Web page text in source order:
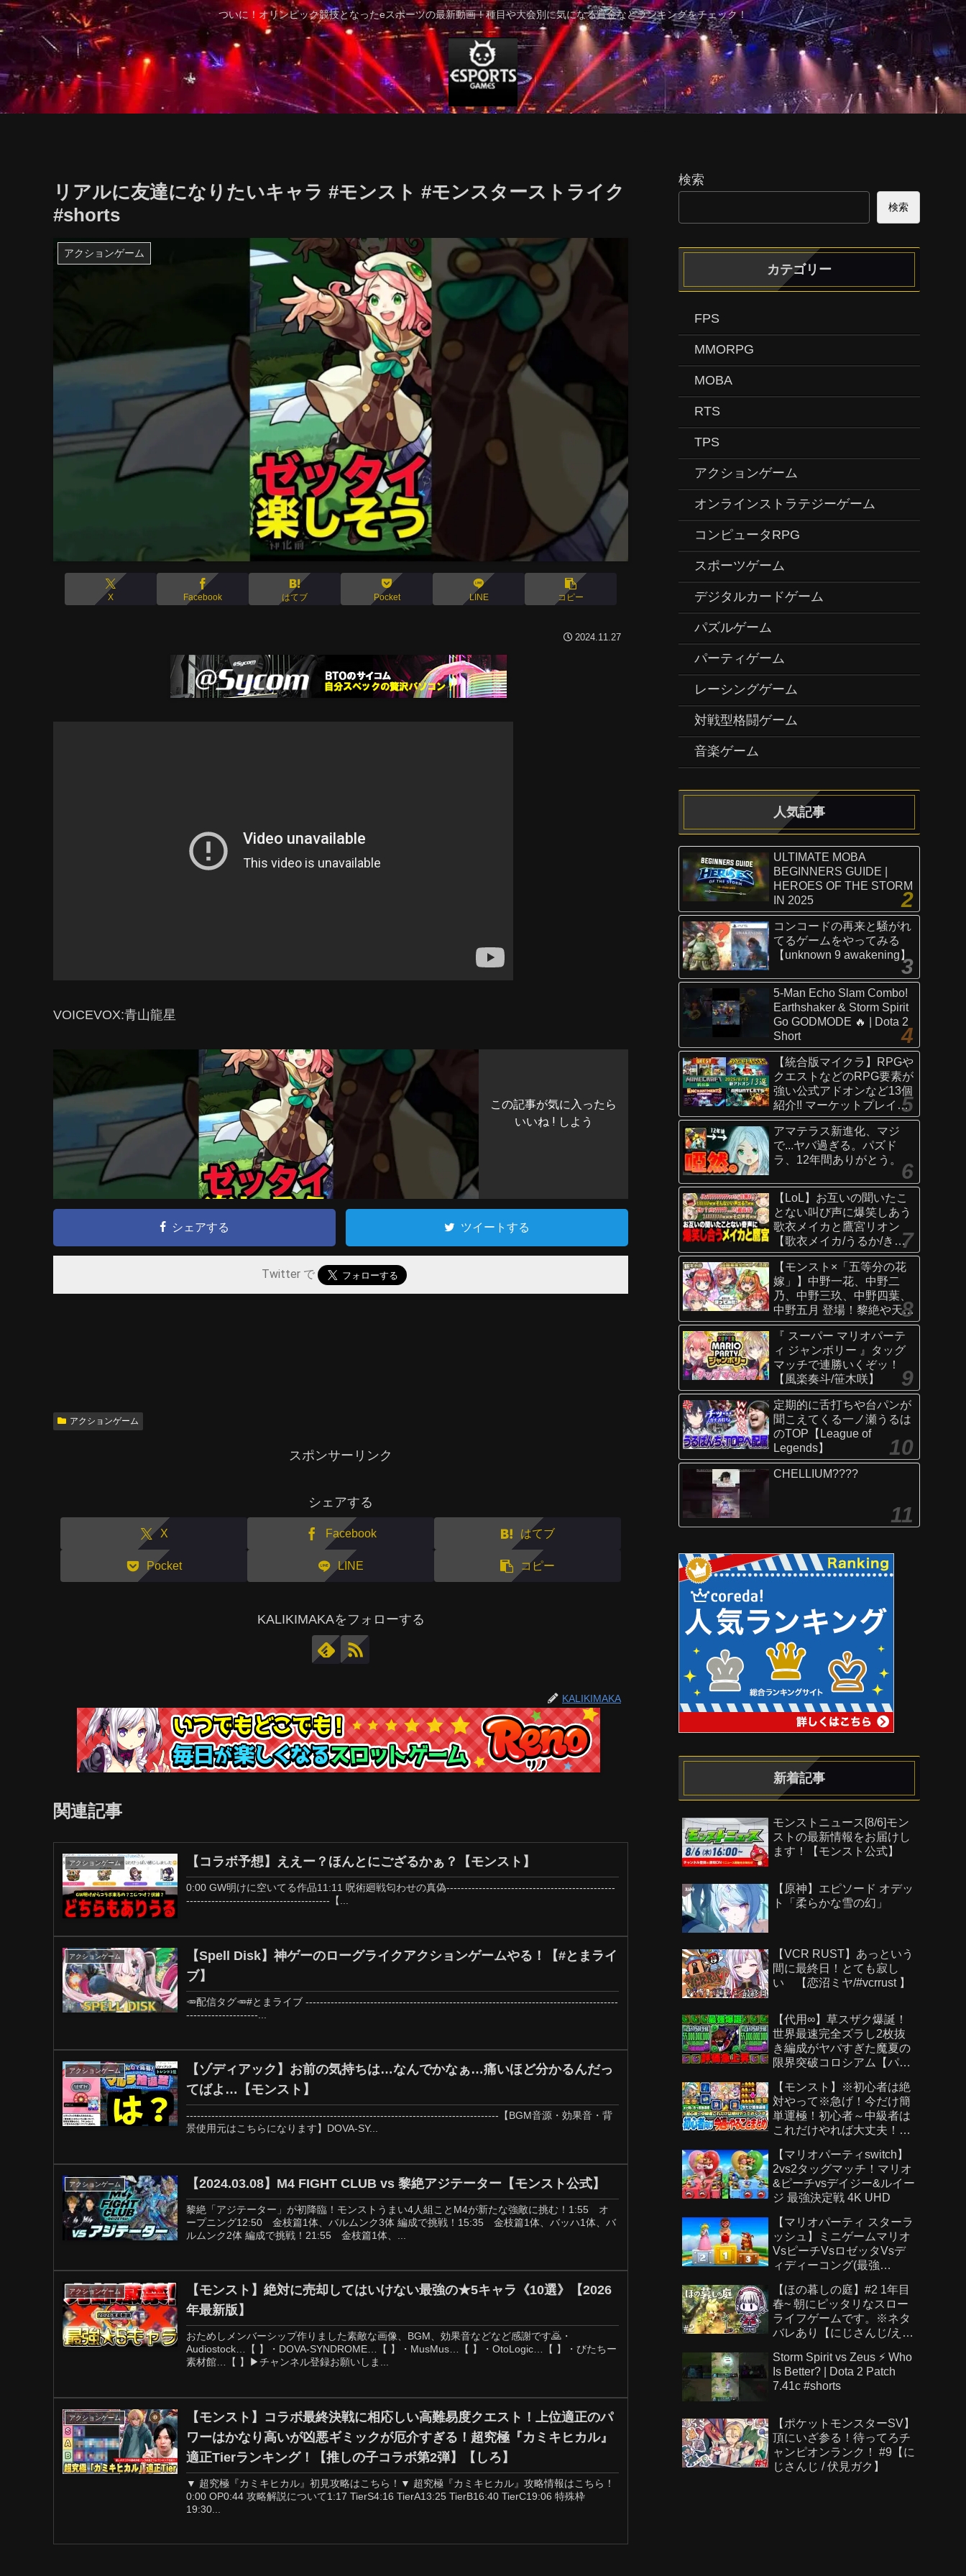
ついに！オリンピック競技となったeスポーツの最新動画！種目や大会別に気になる賞金などランキングをチェック！
リアルに友達になりたいキャラ #モンスト #モンスターストライク
#shorts
アクションゲーム
X Facebook はてブ Pocket LINE コピー
2024.11.27
VOICEVOX:青山龍星
この記事が気に入ったら
いいね ! しよう
シェアする ツイートする
Twitter で
アクションゲーム
スポンサーリンク
シェアする
X Facebook はてブ
Pocket LINE コピー
KALIKIMAKAをフォローする
KALIKIMAKA
関連記事
アクションゲーム 【コラボ予想】ええー？ほんとにござるかぁ？【モンスト】
0:00 GW明けに空いてる作品11:11 呪術廻戦匂わせの真偽-----------------------------------------------
----------------------------------------【...
アクションゲーム
【Spell Disk】神ゲーのローグライクアクションゲームやる！【#とまライ
ブ】
🥕配信タグ🥕#とまライブ ---------------------------------------------------------------------------------------
--------------------...
アクションゲーム
【ゾディアック】お前の気持ちは…なんでかなぁ…痛いほど分かるんだっ
てばよ…【モンスト】
---------------------------------------------------------------------------------------【BGM音源・効果音・背
景使用元はこちらになります】DOVA-SY...
アクションゲーム 【2024.03.08】M4 FIGHT CLUB vs 黎絶アジテーター【モンスト公式】
黎絶「アジテーター」が初降臨！モンストうまい4人組ことM4が新たな強敵に挑む！1:55 オ
ープニング12:50 金枝篇1体、バルムンク3体 編成で挑戦！15:35 金枝篇1体、バッハ1体、バ
ルムンク2体 編成で挑戦！21:55 金枝篇1体、...
アクションゲーム
【モンスト】絶対に売却してはいけない最強の★5キャラ《10選》【2026
年最新版】
おためしメンバーシップ作りました素敵な画像、BGM、効果音などなど感謝です🙇・
Audiostock…【 】・DOVA-SYNDROME…【 】・MusMus…【 】・OtoLogic…【 】・びたちー
素材館…【 】▶チャンネル登録お願いしま...
アクションゲーム
【モンスト】コラボ最終決戦に相応しい高難易度クエスト！上位適正のパ
ワーはかなり高いが凶悪ギミックが厄介すぎる！超究極『カミキヒカル』
適正Tierランキング！【推しの子コラボ第2弾】【しろ】
▼ 超究極『カミキヒカル』初見攻略はこちら！▼ 超究極『カミキヒカル』攻略情報はこちら！
0:00 OP0:44 攻略解説について1:17 TierS4:16 TierA13:25 TierB16:40 TierC19:06 特殊枠
19:30...
検索
検索
カテゴリー
FPS
MMORPG
MOBA
RTS
TPS
アクションゲーム
オンラインストラテジーゲーム
コンピュータRPG
スポーツゲーム
デジタルカードゲーム
パズルゲーム
パーティゲーム
レーシングゲーム
対戦型格闘ゲーム
音楽ゲーム
人気記事
ULTIMATE MOBA
BEGINNERS GUIDE |
HEROES OF THE STORM
IN 2025
コンコードの再来と騒がれ
てるゲームをやってみる
【unknown 9 awakening】
5-Man Echo Slam Combo!
Earthshaker & Storm Spirit
Go GODMODE 🔥 | Dota 2
Short
【統合版マイクラ】RPGや
クエストなどのRPG要素が
強い公式アドオンなど13個
紹介!! マーケットプレイス
情報
【Switch/Win10/PE/PS/Xb
ox】
アマテラス新進化、マジ
で...ヤバ過ぎる。パズド
ラ、12年間ありがとう。
【LoL】お互いの聞いたこ
とない叫び声に爆笑しあう
歌衣メイカと鷹宮リオン
【歌衣メイカ/うるか/きな
こ/ありさか/鷹宮リオン】
【モンスト×「五等分の花
嫁」】中野一花、中野二
乃、中野三玖、中野四葉、
中野五月 登場！黎絶や天魔
の孤城〜空中庭園〜などで
活躍！オリジナルSSにも注
目！【新キャラ使ってみた
｜モンスト公式】
『 スーパー マリオパーテ
ィ ジャンボリー 』タッグ
マッチで連勝いくぞッ！
【風楽奏斗/笹木咲】
定期的に舌打ちや台パンが
聞こえてくる一ノ瀬うるは
のTOP【League of
Legends】
CHELLIUM????
新着記事
モンストニュース[8/6]モン
ストの最新情報をお届けし
ます！【モンスト公式】
【原神】エピソード オデッ
ト「柔らかな雪の幻」
【VCR RUST】あっという
間に最終日！とても寂し
い 【恋沼ミヤ/#vcrrust 】
【代用∞】草スザク爆誕！
世界最速完全ズラし2枚抜
き編成がヤバすぎた魔夏の
限界突破コロシアム【パズ
【モンスト】※初心者は絶
対やって※急げ！今だけ簡
単運極！初心者～中級者は
これだけやれば大丈夫！作
い運極を見逃すな！【モン
スト夏休み2026】へっぽこ
ストライカー
【マリオパーティswitch】
2vs2タッグマッチ！マリオ
&ピーチvsデイジー&ルイー
ジ 最強決定戦 4K UHD
【マリオパーティ スターラ
ッシュ】ミニゲームマリオ
VsピーチVsロゼッタVsデ
ィディーコング(最強
【ほの暮しの庭】#2 1年目
春~ 朝にピッタリなスロー
ライフゲームです。※ネタ
バレあり【にじさんじ/え
Storm Spirit vs Zeus ⚡ Who
Is Better? | Dota 2 Patch
7.41c #shorts
【ポケットモンスターSV】
頂にいざ参る！待ってろチ
ャンピオンランク！ #9【に
じさんじ / 伏見ガク】